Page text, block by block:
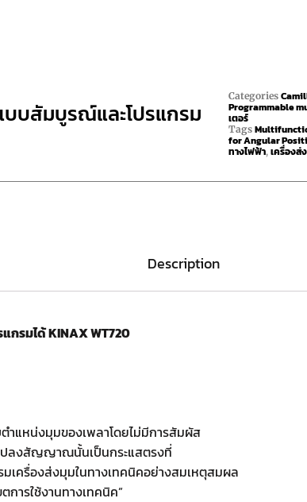
บสัมบูรณ์และโปรแกรม
Categories
Programmable
เตอร์
Tags
for Angular
ทางไฟฟ้า,เครื่อง
Description
รมได้ KINAX WT720
แหน่งมุมของเพลาโดยไม่มีการสัมผัส
ปลงสัญญาณนั้นเป็นกระแสตรงที่
เครื่องส่งมุมในทางเทคนิคอย่างสมเหตุสมผล
การใช้งานทางเทคนิค”